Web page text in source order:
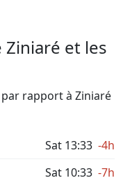
et les
rapport à Ziniaré
Sat 13:33 -4h
Sat 10:33 -7h